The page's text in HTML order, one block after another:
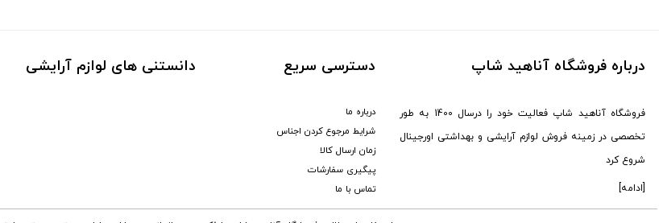
درباره فروشگاه آناهید شاپ
فروشگاه آناهید شاپ فعالیت خود را درسال 1400 به طور
تخصصی در زمینه فروش لوازم آرایشی و بهداشتی اورجینال
شروع کرد
[ادامه]
دسترسی سریع
درباره ما
شرایط مرجوع کردن اجناس
زمان ارسال کالا
پیگیری سفارشات
تماس با ما
دانستنی های لوازم آرایشی